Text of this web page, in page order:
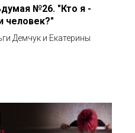
№26. "Кто я -
человек?"
Демчук и Екатерины